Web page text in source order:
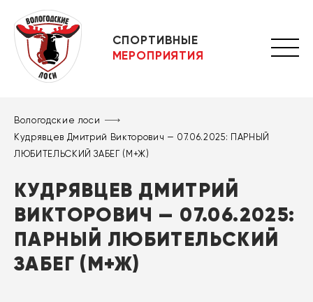
СПОРТИВНЫЕ
МЕРОПРИЯТИЯ
Вологодские лоси
Кудрявцев Дмитрий Викторович — 07.06.2025: ПАРНЫЙ
ЛЮБИТЕЛЬСКИЙ ЗАБЕГ (М+Ж)
КУДРЯВЦЕВ ДМИТРИЙ
ВИКТОРОВИЧ — 07.06.2025:
ПАРНЫЙ ЛЮБИТЕЛЬСКИЙ
ЗАБЕГ (М+Ж)